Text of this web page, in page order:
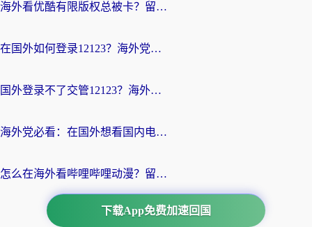
海外看优酷有限版权总被卡？留学生亲测有效的回国加速器选择指南
在国外如何登录12123？海外党必备的回国加速实用指南
国外登录不了交管12123？海外华人亲测有效的回国加速器选择指南
海外党必看：在国外想看国内电视剧用什么软件？3步解决地域限制
怎么在海外看哔哩哔哩动漫？留学生亲测有效的回国加速方案
下载App免费加速回国